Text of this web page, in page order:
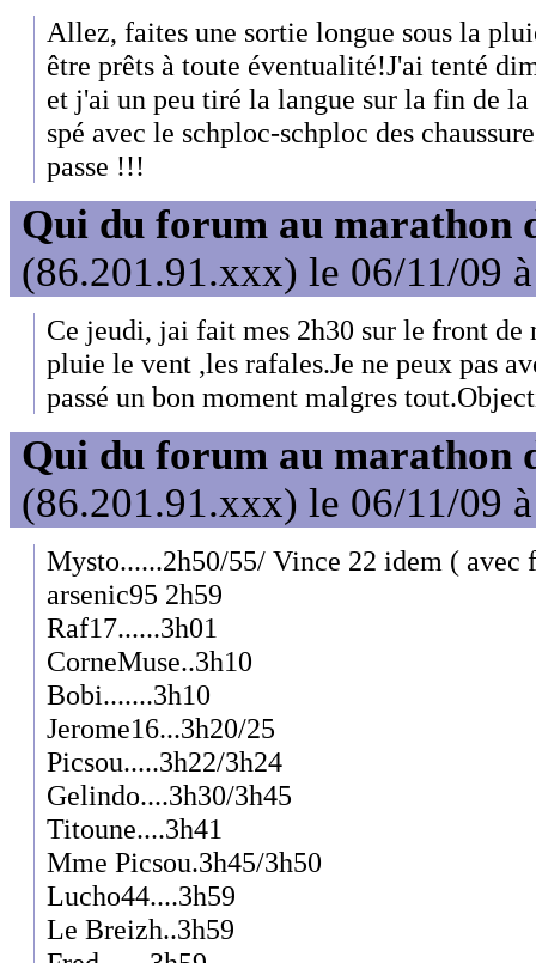
Allez, faites une sortie longue sous la
être prêts à toute éventualité!J'ai tenté
et j'ai un peu tiré la langue sur la fin de
spé avec le schploc-schploc des
passe !!!
Qui du forum au marathon
(86.201.91.xxx) le 06/11/09
Ce jeudi, jai fait mes 2h30 sur le front de
pluie le vent ,les rafales.Je ne peux pas
passé un bon moment malgres
Qui du forum au marathon
(86.201.91.xxx) le 06/11/09
Mysto......2h50/55/ Vince 22 idem ( avec
arsenic95 2h59
Raf17......3h01
CorneMuse..3h10
Bobi.......3h10
Jerome16...3h20/25
Picsou.....3h22/3h24
Gelindo....3h30/3h45
Titoune....3h41
Mme Picsou.3h45/3h50
Lucho44....3h59
Le Breizh..3h59